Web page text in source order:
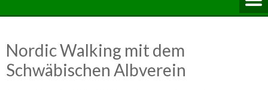
Nordic Walking mit dem
Schwäbischen Albverein